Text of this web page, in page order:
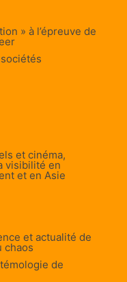
» à l’épreuve de
et cinéma,
visibilité en
et en Asie
et actualité de
chaos
de